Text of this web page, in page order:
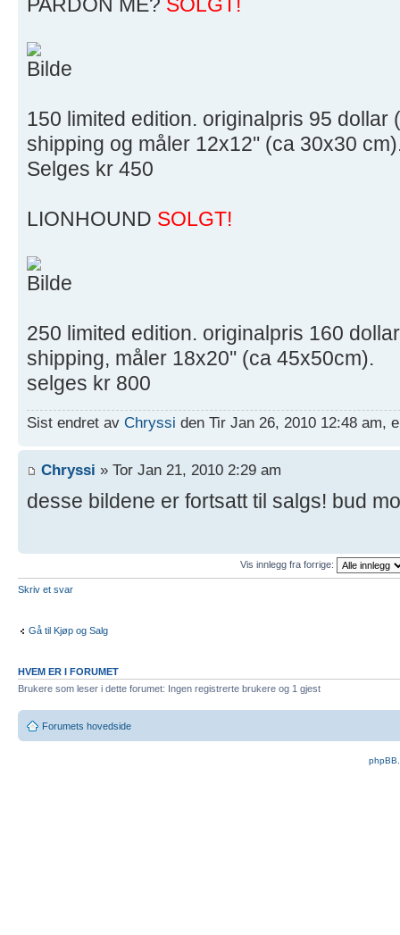
150 limited edition. originalpris 95 dollar
shipping og måler 12x12'' (ca 30x30
Selges kr 450
LIONHOUND SOLGT!
250 limited edition. originalpris 160
shipping, måler 18x20'' (ca 45x50cm).
selges kr 800
Sist endret av Chryssi den Tir Jan 26, 2010 12:48 am,
Chryssi » Tor Jan 21, 2010 2:29 am
desse bildene er fortsatt til salgs! bud
Vis innlegg fra forrige:
Skriv et svar
Gå til Kjøp og Salg
HVEM ER I FORUMET
Brukere som leser i dette forumet: Ingen registrerte brukere og 1 gjest
Forumets hovedside